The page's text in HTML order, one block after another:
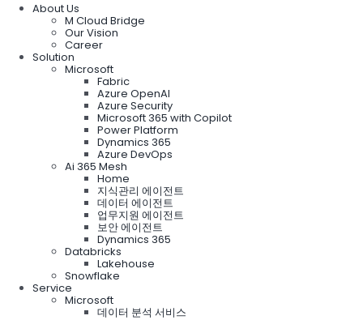
About Us
M Cloud Bridge
Our Vision
Career
Solution
Microsoft
Fabric
Azure OpenAI
Azure Security
Microsoft 365 with Copilot
Power Platform
Dynamics 365
Azure DevOps
Ai 365 Mesh
Home
지식관리 에이전트
데이터 에이전트
업무지원 에이전트
보안 에이전트
Dynamics 365
Databricks
Lakehouse
Snowflake
Service
Microsoft
데이터 분석 서비스